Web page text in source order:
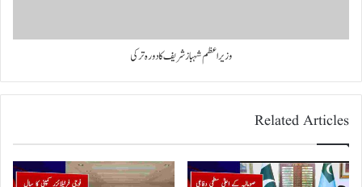
وزیر اعظم شہباز شریف کا دورہ ترکی
Related Articles